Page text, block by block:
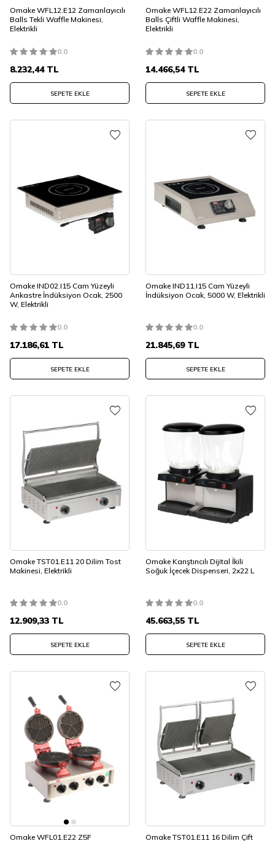
Omake WFL12.E12 Zamanlayıcılı
Balls Tekli Waffle Makinesi,
Elektrikli
0.0
8.232,44TL
SEPETE EKLE
Omake WFL12.E22 Zamanlayıcılı
Balls Çiftli Waffle Makinesi,
Elektrikli
0.0
14.466,54TL
SEPETE EKLE
Omake IND02.I15 Cam Yüzeyli
Ankastre İndüksiyon Ocak, 2500
W, Elektrikli
0.0
17.186,61 TL
SEPETE EKLE
Omake IND11.I15 Cam Yüzeyli
İndüksiyon Ocak, 5000 W, Elektrikli
0.0
21.845,69TL
SEPETE EKLE
Omake TST01.E11 20 Dilim Tost
Makinesi, Elektrikli
0.0
12.909,33 TL
SEPETE EKLE
Omake Karıştırıcılı Dijital İkili
Soğuk İçecek Dispenseri, 2x22 L
0.0
45.663,55 TL
SEPETE EKLE
Omake WFL01.E22 Z5F Omake TST01.E11 16 Dilim Çift